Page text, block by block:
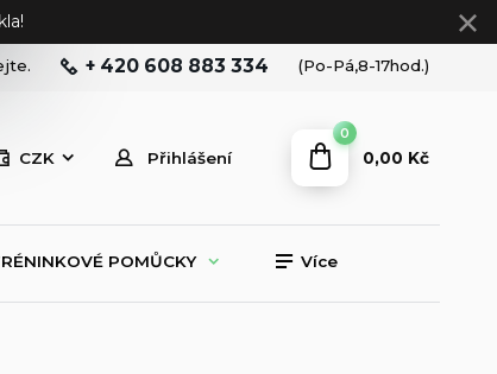
CZK Přihlášení
+ 420 608 883 334 (Po-Pá,8-17hod.)
0
0,00 Kč
POMŮCKY Více